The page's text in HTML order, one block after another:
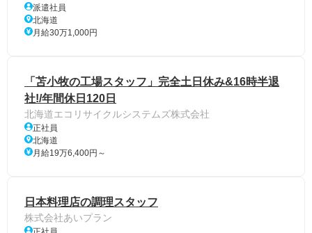
派遣社員
北海道
月給30万1,000円
「苫小牧の工場スタッフ」完全土日休み&16時半退
社!/年間休日120日
北海道エコリサイクルシステムズ株式会社
正社員
北海道
月給19万6,400円～
日本料理店の調理スタッフ
株式会社あいプラン